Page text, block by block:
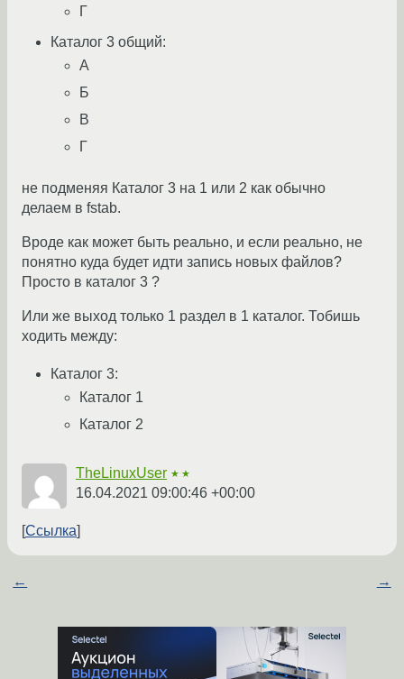
Г
Каталог 3 общий:
А
Б
В
Г
не подменяя Каталог 3 на 1 или 2 как обычно
делаем в fstab.
Вроде как может быть реально, и если реально, не
понятно куда будет идти запись новых файлов?
Просто в каталог 3 ?
Или же выход только 1 раздел в 1 каталог. Тобишь
ходить между:
Каталог 3:
Каталог 1
Каталог 2
TheLinuxUser ★★
16.04.2021 09:00:46 +00:00
Ссылка
← →